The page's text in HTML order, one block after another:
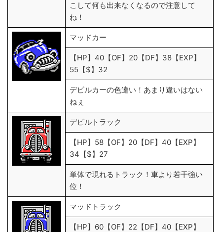
こして何も出来なくなるので注意して
ね！
マッドカー
【HP】40【OF】20【DF】38【EXP】
55【$】32
デビルカーの色違い！あまり違いはない
ねぇ
デビルトラック
【HP】58【OF】20【DF】40【EXP】
34【$】27
単体で現れるトラック！車より若干強い
位！
マッドトラック
【HP】60【OF】22【DF】40【EXP】